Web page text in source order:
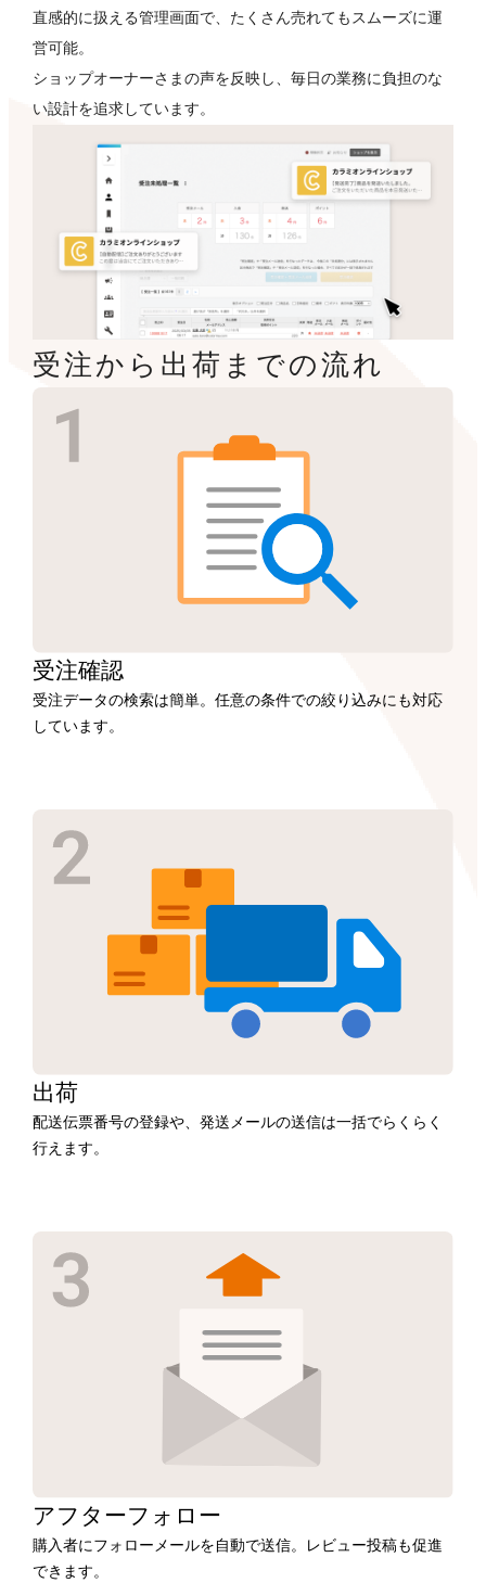
直感的に扱える管理画面で、たくさん売れてもスムーズに運
営可能。
ショップオーナーさまの声を反映し、毎日の業務に負担のな
い設計を追求しています。
受注から出荷までの流れ
受注確認
受注データの検索は簡単。任意の条件での絞り込みにも対応
しています。
出荷
配送伝票番号の登録や、発送メールの送信は一括でらくらく
行えます。
アフターフォロー
購入者にフォローメールを自動で送信。レビュー投稿も促進
できます。